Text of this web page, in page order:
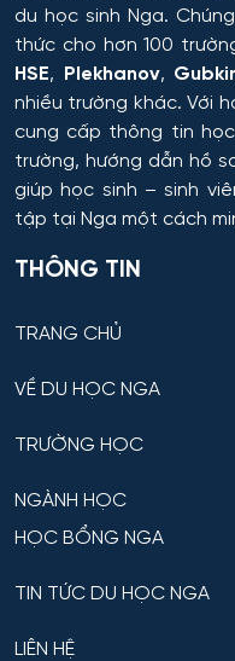
du học sinh Nga.
thức cho hơn 100
HSE, Plekhanov,
nhiều trường khác. Với
cung cấp thông tin
trường, hướng dẫn hồ
giúp học sinh – sinh
tập tại Nga một cách
THÔNG TIN
TRANG CHỦ
VỀ DU HỌC NGA
TRƯỜNG HỌC
NGÀNH HỌC
HỌC BỔNG NGA
TIN TỨC DU HỌC NGA
LIÊN HỆ